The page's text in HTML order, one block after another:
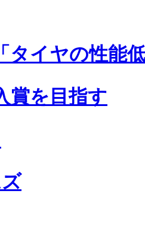
イヤの性能低
賞を目指す